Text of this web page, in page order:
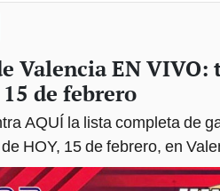
Valencia EN VIVO:
15 de febrero
AQUÍ la lista completa de
HOY, 15 de febrero, en